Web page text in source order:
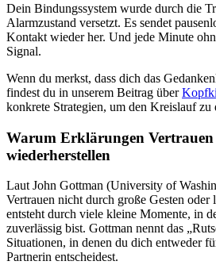
Dein Bindungssystem wurde durch die
Alarmzustand versetzt. Es sendet
Kontakt wieder her. Und jede Minute
Signal.
Wenn du merkst, dass dich das
findest du in unserem Beitrag über
konkrete Strategien, um den Kreislauf zu
Warum Erklärungen
wiederherstellen
Laut John Gottman (University of
Vertrauen nicht durch große Gesten oder
entsteht durch viele kleine Momente, in
zuverlässig bist. Gottman nennt das
Situationen, in denen du dich entweder
Partnerin entscheidest.